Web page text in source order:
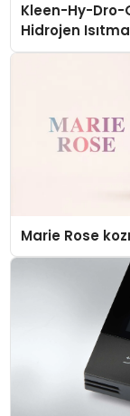
Kleen-Hy-Dro-
Hidrojen
Düzenleyici
Marie Rose